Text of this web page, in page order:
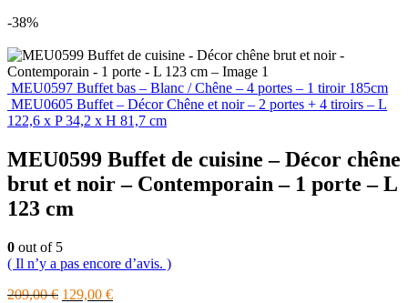
-38%
MEU0597 Buffet bas – Blanc / Chêne – 4 portes – 1 tiroir 185cm
MEU0605 Buffet – Décor Chêne et noir – 2 portes + 4 tiroirs – L
122,6 x P 34,2 x H 81,7 cm
MEU0599 Buffet de cuisine – Décor chêne
brut et noir – Contemporain – 1 porte – L
123 cm
0 out of 5
( Il n’y a pas encore d’avis. )
209,00€ Le
129,00 €Le